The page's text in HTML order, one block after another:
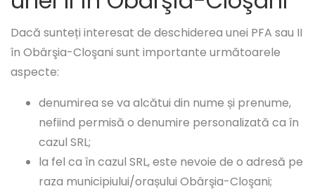
Dacă sunteți interesat de deschiderea unei PFA sau II
în Obârşia-Cloşani sunt importante următoarele
aspecte:
denumirea se va alcătui din nume și prenume,
nefiind permisă o denumire personalizată ca în
cazul SRL;
la fel ca în cazul SRL, este nevoie de o adresă pe
raza municipiului/orașului Obârşia-Cloşani;